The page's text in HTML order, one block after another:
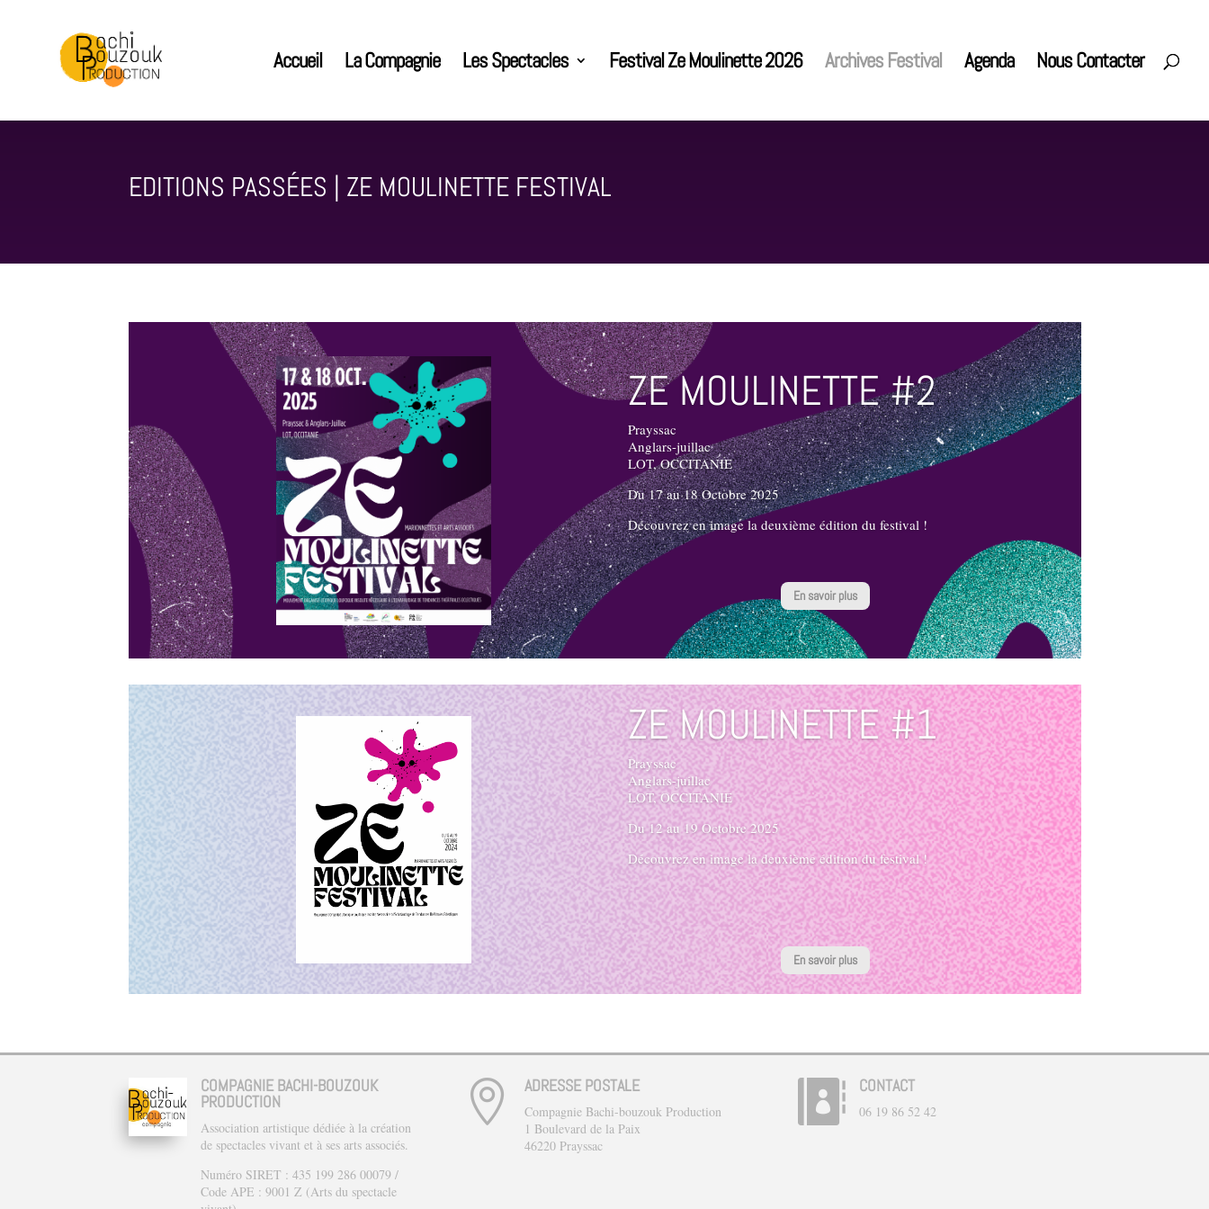
Accueil La Compagnie Les Spectacles Festival Ze Moulinette 2026 Archives Festival Agenda Nous Contacter
EDITIONS PASSÉES | ZE MOULINETTE FESTIVAL
ZE MOULINETTE #2
Prayssac
Anglars-juillac
LOT, OCCITANIE
Du 17 au 18 Octobre 2025
Découvrez en image la deuxième édition du festival !
En savoir plus
ZE MOULINETTE #1
Prayssac
Anglars-juillac
LOT, OCCITANIE
Du 12 au 19 Octobre 2025
Découvrez en image la deuxième édition du festival !
En savoir plus
COMPAGNIE BACHI-BOUZOUK
PRODUCTION
Association artistique dédiée à la création
de spectacles vivant et à ses arts associés.
Numéro SIRET : 435 199 286 00079 /
Code APE : 9001 Z (Arts du spectacle
 ADRESSE POSTALE
Compagnie Bachi-bouzouk Production
1 Boulevard de la Paix
46220 Prayssac
 CONTACT
06 19 86 52 42